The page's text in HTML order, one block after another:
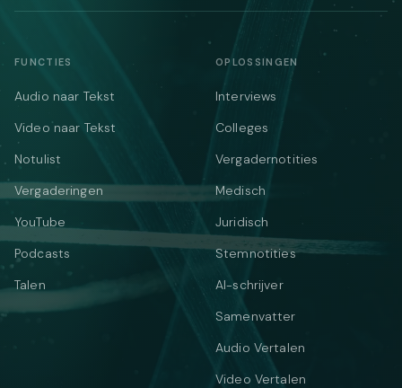
FUNCTIES
Audio naar Tekst
Video naar Tekst
Notulist
Vergaderingen
YouTube
Podcasts
Talen
OPLOSSINGEN
Interviews
Colleges
Vergadernotities
Medisch
Juridisch
Stemnotities
AI-schrijver
Samenvatter
Audio Vertalen
Video Vertalen